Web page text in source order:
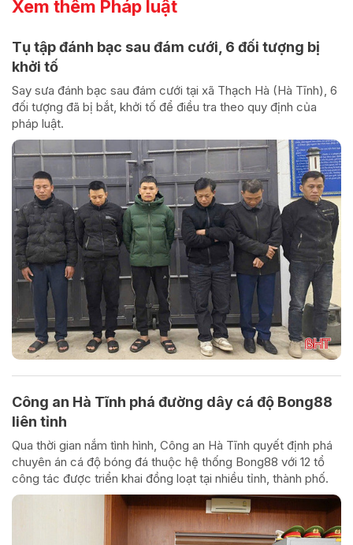
Xem thêm Pháp luật
Tụ tập đánh bạc sau đám cưới, 6 đối tượng bị
khởi tố
Say sưa đánh bạc sau đám cưới tại xã Thạch Hà (Hà Tĩnh), 6
đối tượng đã bị bắt, khởi tố để điều tra theo quy định của
pháp luật.
Công an Hà Tĩnh phá đường dây cá độ Bong88
liên tỉnh
Qua thời gian nắm tình hình, Công an Hà Tĩnh quyết định phá
chuyên án cá độ bóng đá thuộc hệ thống Bong88 với 12 tổ
công tác được triển khai đồng loạt tại nhiều tỉnh, thành phố.